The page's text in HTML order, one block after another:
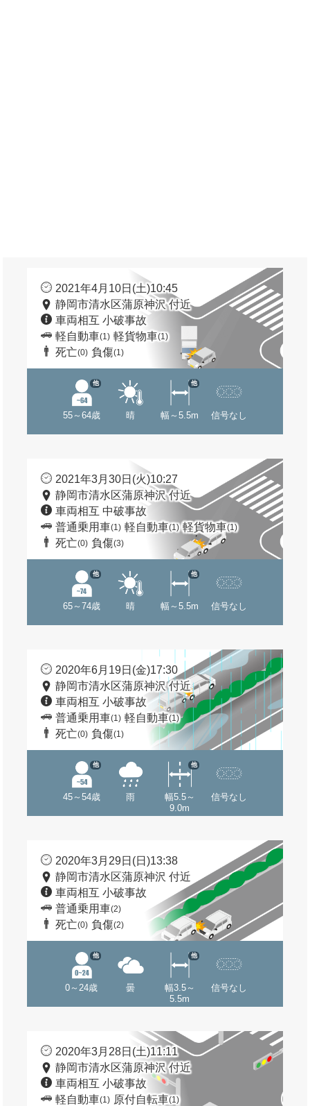
2021年4月10日(土)10:45
静岡市清水区蒲原神沢 付近
車両相互 小破事故
軽自動車(1) 軽貨物車(1)
死亡(0) 負傷(1)
55～64歳
他
晴 幅～5.5m
他
信号なし
2021年3月30日(火)10:27
静岡市清水区蒲原神沢 付近
車両相互 中破事故
普通乗用車(1) 軽自動車(1) 軽貨物車(1)
死亡(0) 負傷(3)
65～74歳
他
晴 幅～5.5m
他
信号なし
2020年6月19日(金)17:30
静岡市清水区蒲原神沢 付近
車両相互 小破事故
普通乗用車(1) 軽自動車(1)
死亡(0) 負傷(1)
45～54歳
他
雨
幅5.5～
9.0m
他
信号なし
2020年3月29日(日)13:38
静岡市清水区蒲原神沢 付近
車両相互 小破事故
普通乗用車(2)
死亡(0) 負傷(2)
0～24歳
他
曇
幅3.5～
5.5m
他
信号なし
2020年3月28日(土)11:11
静岡市清水区蒲原神沢 付近
車両相互 小破事故
軽自動車(1) 原付自転車(1)